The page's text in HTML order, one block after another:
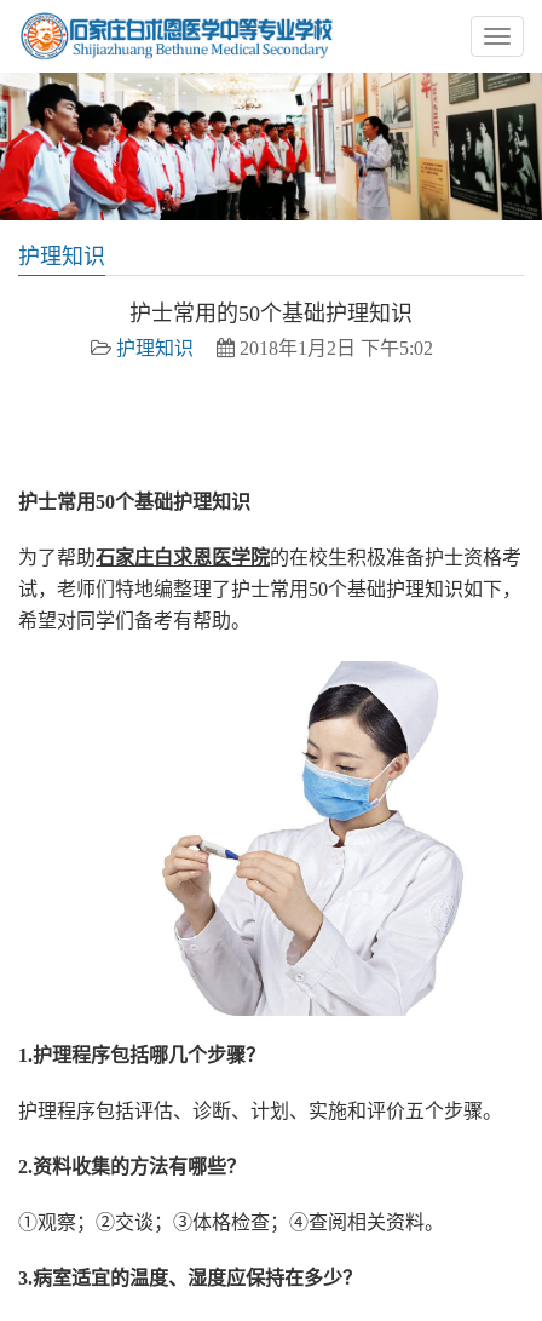
护理知识
护士常用的50个基础护理知识
护理知识 2018年1月2日 下午5:02
护士常用50个基础护理知识
为了帮助石家庄白求恩医学院的在校生积极准备护士资格考
试，老师们特地编整理了护士常用50个基础护理知识如下，
希望对同学们备考有帮助。
1.护理程序包括哪几个步骤？
护理程序包括评估、诊断、计划、实施和评价五个步骤。
2.资料收集的方法有哪些？
①观察；②交谈；③体格检查；④查阅相关资料。
3.病室适宜的温度、湿度应保持在多少？